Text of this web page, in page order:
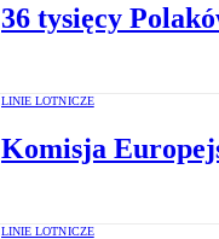
36 tysięcy
LINIE LOTNICZE
Komisja
LINIE LOTNICZE